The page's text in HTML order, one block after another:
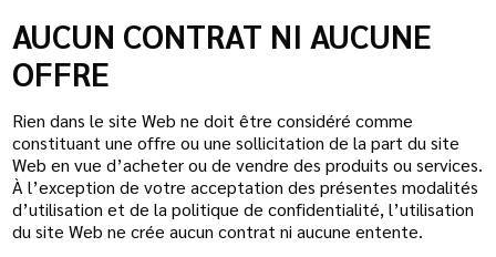
AUCUN CONTRAT NI AUCUNE
OFFRE
Rien dans le site Web ne doit être considéré comme
constituant une offre ou une sollicitation de la part du site
Web en vue d’acheter ou de vendre des produits ou services.
À l’exception de votre acceptation des présentes modalités
d’utilisation et de la politique de confidentialité, l’utilisation
du site Web ne crée aucun contrat ni aucune entente.